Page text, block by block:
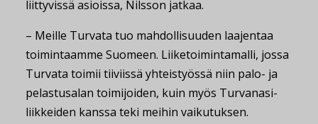
liittyvissä asioissa, Nilsson jatkaa.
– Meille Turvata tuo mahdollisuuden laajentaa
toimintaamme Suomeen. Liiketoimintamalli, jossa
Turvata toimii tiiviissä yhteistyössä niin palo- ja
pelastusalan toimijoiden, kuin myös Turvanasi-
liikkeiden kanssa teki meihin vaikutuksen.